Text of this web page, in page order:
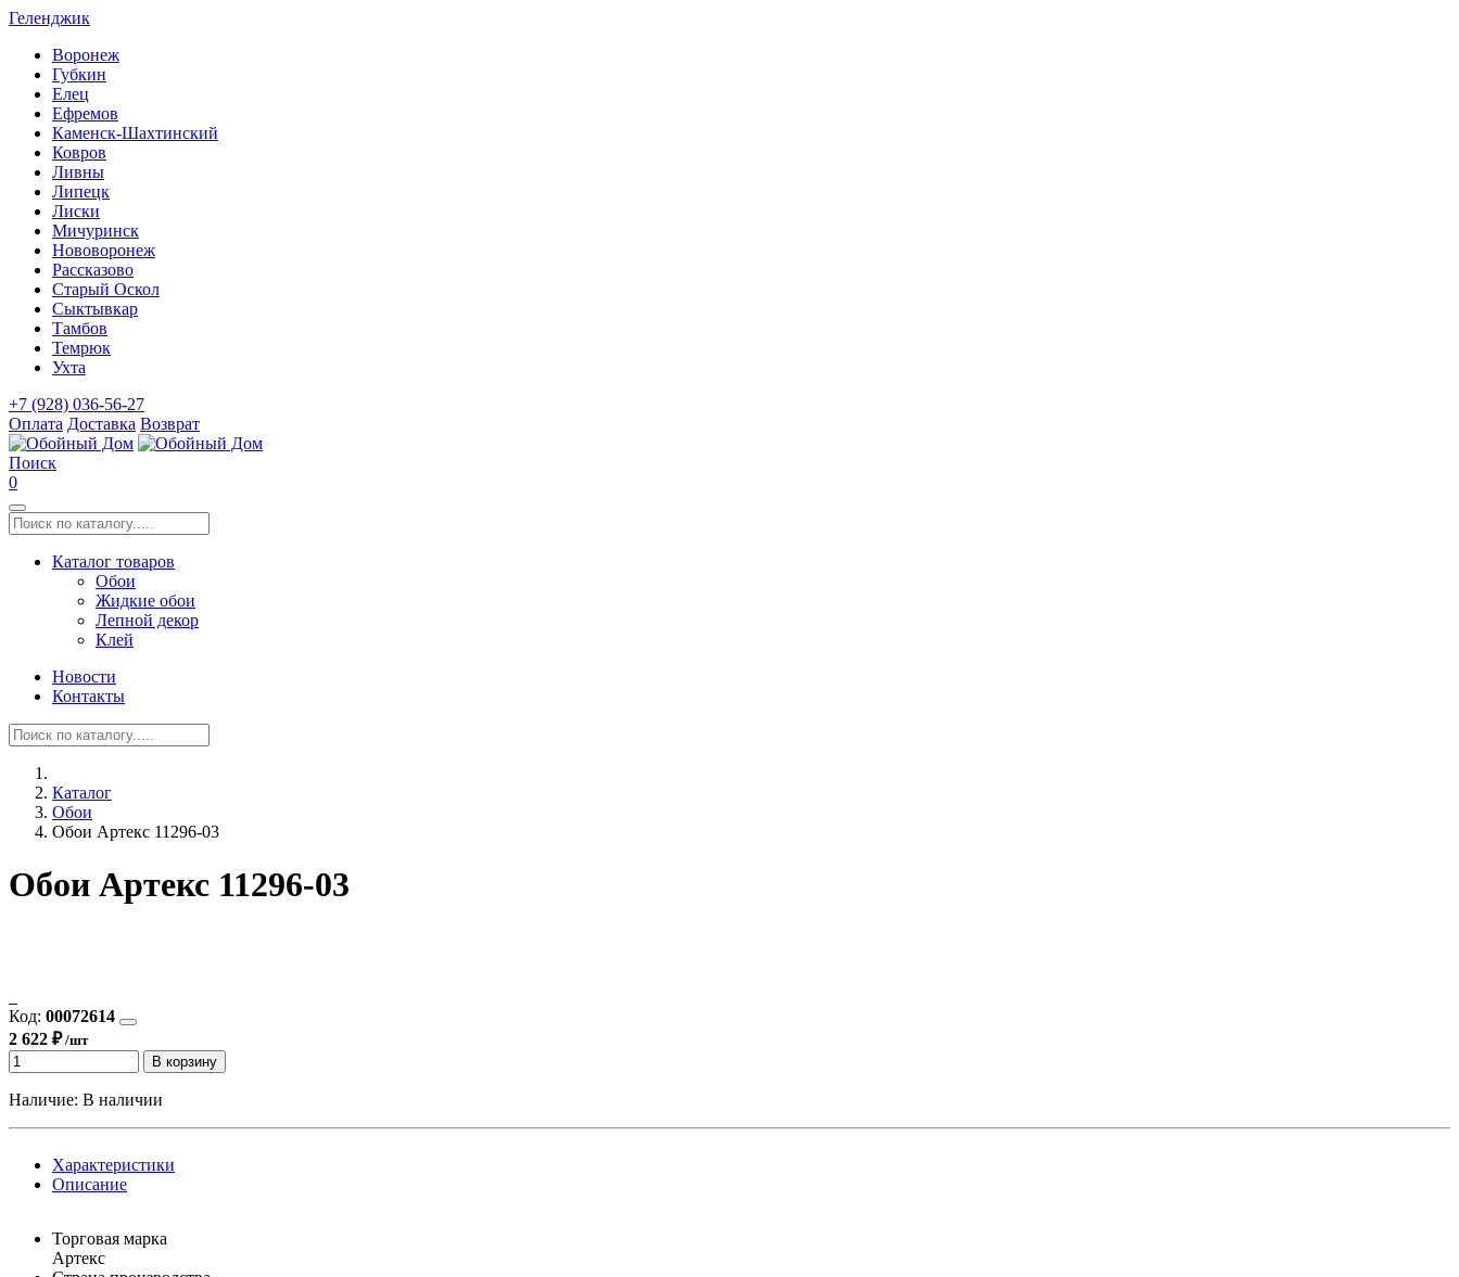
Геленджик
Воронеж
Губкин
Елец
Ефремов
Каменск-Шахтинский
Ковров
Ливны
Липецк
Лиски
Мичуринск
Нововоронеж
Рассказово
Старый Оскол
Сыктывкар
Тамбов
Темрюк
Ухта
+7 (928) 036-56-27
Оплата Доставка Возврат
Поиск
0
Каталог товаров
Обои
Жидкие обои
Лепной декор
Клей
Новости
Контакты
Каталог
Обои
Обои Артекс 11296-03
Обои Артекс 11296-03
Код: 00072614
2 622 ₽/шт
В корзину
Наличие: В наличии
Характеристики
Описание
Торговая марка
Артекс